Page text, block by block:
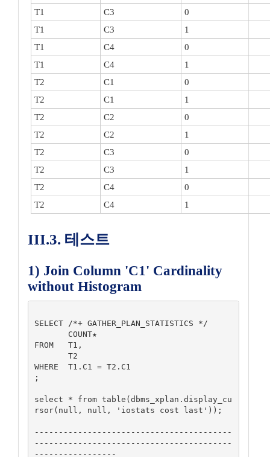
T1
C3
0
T1
C3
1
T1
C4
0
T1
C4
1
T2
C1
0
T2
C1
1
T2
C2
0
T2
C2
1
T2
C3
0
T2
C3
1
T2
C4
0
T2
C4 1
III.3. 테스트
1) Join Column 'C1' Cardinality
without Histogram
SELECT /*+ GATHER_PLAN_STATISTICS */
FROM   T1,
WHERE  T1.C1 = T2.C1
;
select * from table(dbms_xplan.display_cu
rsor(null, null, 'iostats cost last'));
-----------------------------------------
-----------------------------------------
-----------------